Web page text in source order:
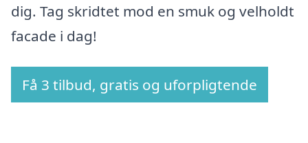
dig. Tag skridtet mod en smuk og velholdt
facade i dag!
Få 3 tilbud, gratis og uforpligtende